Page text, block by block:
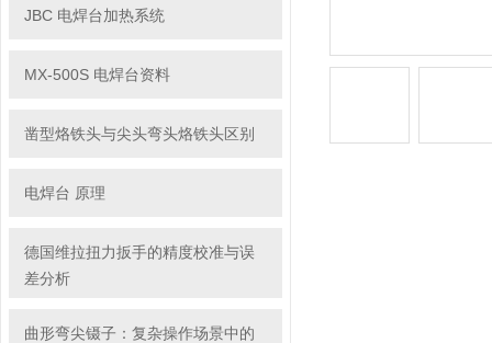
JBC 电焊台加热系统
MX-500S 电焊台资料
凿型烙铁头与尖头弯头烙铁头区别
电焊台 原理
德国维拉扭力扳手的精度校准与误
差分析
曲形弯尖镊子：复杂操作场景中的